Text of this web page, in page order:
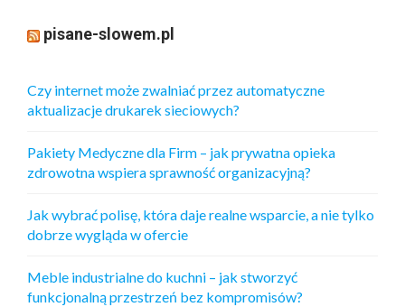
pisane-slowem.pl
Czy internet może zwalniać przez automatyczne
aktualizacje drukarek sieciowych?
Pakiety Medyczne dla Firm – jak prywatna opieka
zdrowotna wspiera sprawność organizacyjną?
Jak wybrać polisę, która daje realne wsparcie, a nie tylko
dobrze wygląda w ofercie
Meble industrialne do kuchni – jak stworzyć
funkcjonalną przestrzeń bez kompromisów?